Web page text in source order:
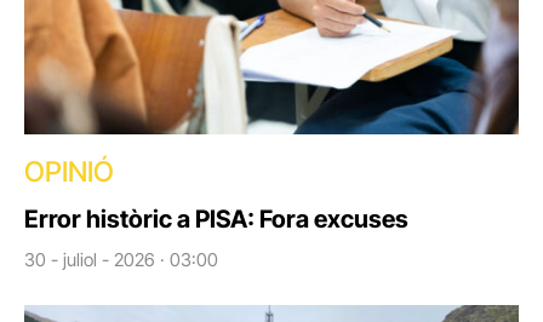
OPINIÓ
Error històric a PISA: Fora excuses
30 - juliol - 2026 · 03:00